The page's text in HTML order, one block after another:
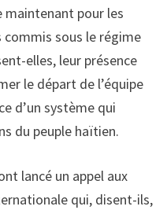
pour les
commis sous le régime
elles, leur présence
le départ de l’équipe
d’un système qui
du peuple haïtien.
lancé un appel aux
qui, disent-ils,